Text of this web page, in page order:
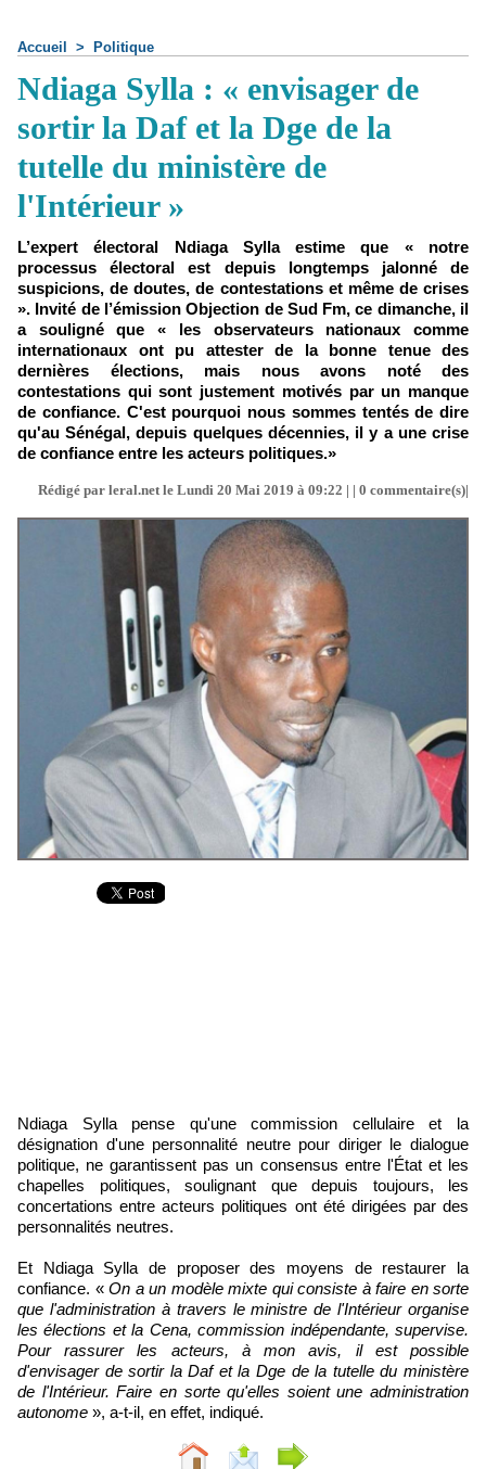
Accueil > Politique
Ndiaga Sylla : « envisager de
sortir la Daf et la Dge de la
tutelle du ministère de
l'Intérieur »
L’expert électoral Ndiaga Sylla estime que « notre
processus électoral est depuis longtemps jalonné de
suspicions, de doutes, de contestations et même de crises
». Invité de l’émission Objection de Sud Fm, ce dimanche, il
a souligné que « les observateurs nationaux comme
internationaux ont pu attester de la bonne tenue des
dernières élections, mais nous avons noté des
contestations qui sont justement motivés par un manque
de confiance. C'est pourquoi nous sommes tentés de dire
qu'au Sénégal, depuis quelques décennies, il y a une crise
de confiance entre les acteurs politiques.»
Rédigé par leral.net le Lundi 20 Mai 2019 à 09:22 | | 0 commentaire(s)|
Ndiaga Sylla pense qu'une commission cellulaire et la
désignation d'une personnalité neutre pour diriger le dialogue
politique, ne garantissent pas un consensus entre l'État et les
chapelles politiques, soulignant que depuis toujours, les
concertations entre acteurs politiques ont été dirigées par des
personnalités neutres.
Et Ndiaga Sylla de proposer des moyens de restaurer la
confiance. « On a un modèle mixte qui consiste à faire en sorte
que l'administration à travers le ministre de l'Intérieur organise
les élections et la Cena, commission indépendante, supervise.
Pour rassurer les acteurs, à mon avis, il est possible
d'envisager de sortir la Daf et la Dge de la tutelle du ministère
de l'Intérieur. Faire en sorte qu'elles soient une administration
autonome », a-t-il, en effet, indiqué.